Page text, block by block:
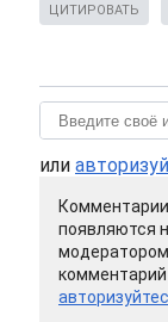
ЦИТИРОВАТЬ
или
появляются
комментарий